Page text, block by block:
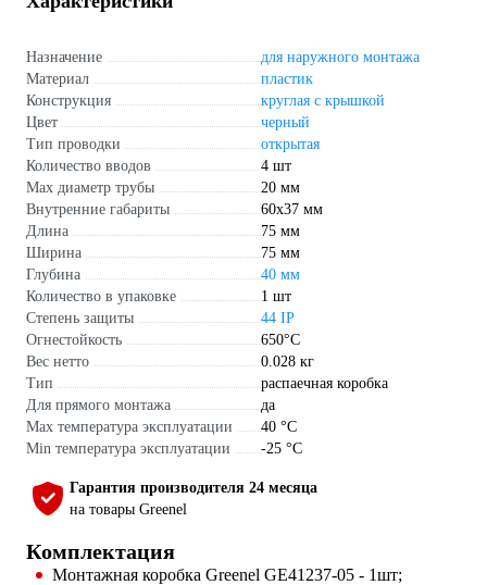
Назначение
для наружного монтажа
Материал
пластик
Конструкция
круглая с крышкой
Цвет
черный
Тип проводки
открытая
Количество вводов
4 шт
Max диаметр трубы
20 мм
Внутренние габариты
60х37 мм
Длина
75 мм
Ширина
75 мм
Глубина
40 мм
Количество в упаковке
1 шт
Степень защиты
44 IP
Огнестойкость
650°C
Вес нетто
0.028 кг
Тип
распаечная коробка
Для прямого монтажа
да
Max температура эксплуатации
40 °С
Min температура эксплуатации
-25 °С
Гарантия производителя 24 месяца
на товары Greenel
Комплектация
Монтажная коробка Greenel GE41237-05 - 1шт;